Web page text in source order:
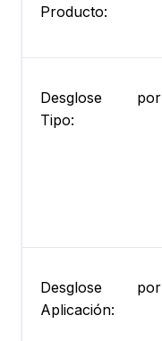
Producto:
Desglose por
Tipo:
Desglose por
Aplicación: